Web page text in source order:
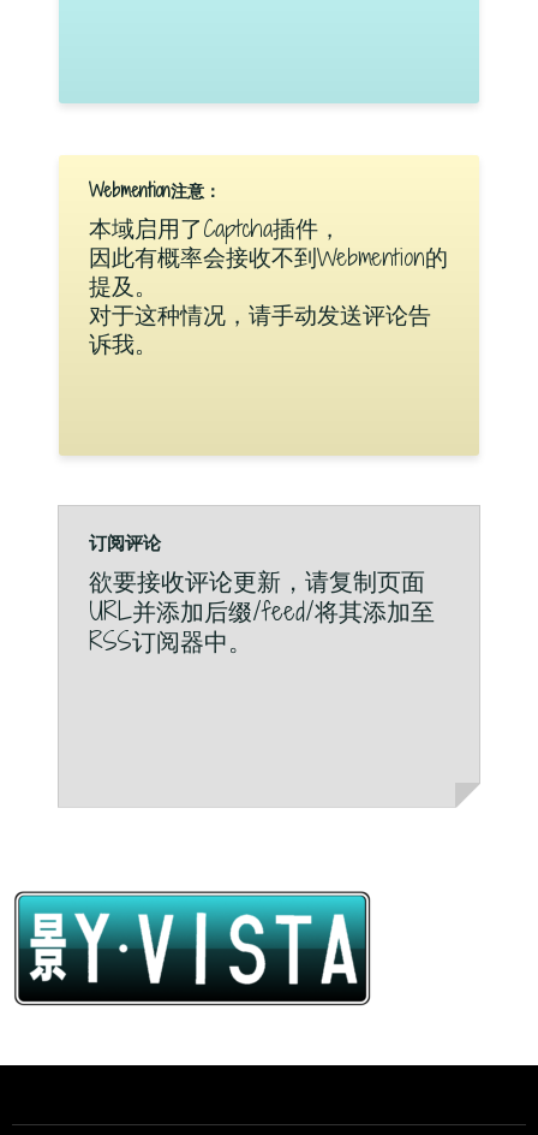
Webmention注意：
本域启用了Captcha插件，
因此有概率会接收不到Webmention的
提及。
对于这种情况，请手动发送评论告
诉我。
订阅评论
欲要接收评论更新，请复制页面
URL并添加后缀/feed/将其添加至
RSS订阅器中。